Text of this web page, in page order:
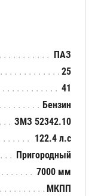
ПАЗ
25
41
Бензин
ЗМЗ 52342.10
122.4 л.с
Пригородный
7000 мм
МКПП